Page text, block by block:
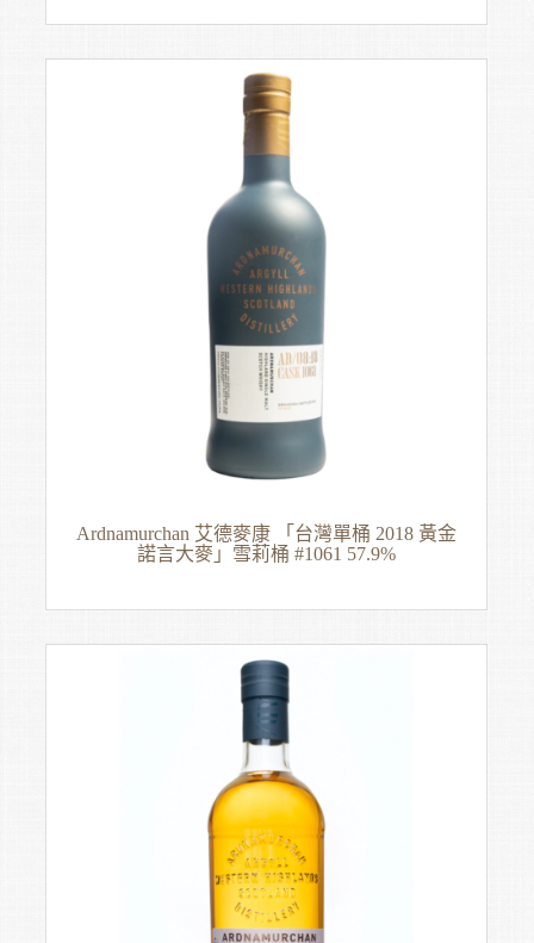
Ardnamurchan 艾德麥康 「台灣單桶 2018 黃金
諾言大麥」雪莉桶 #1061 57.9%